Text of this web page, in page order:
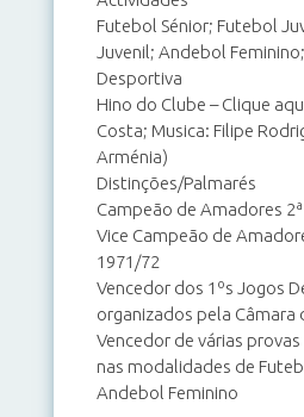
Futebol Sénior; Futebol
Juvenil; Andebol
Desportiva
Hino do Clube – Clique
Costa; Musica: Filipe
Arménia)
Distinções/Palmarés
Campeão de Amadores
Vice Campeão de
1971/72
Vencedor dos 1ºs Jogos
organizados pela Câmara
Vencedor de várias provas
nas modalidades de
Andebol Feminino